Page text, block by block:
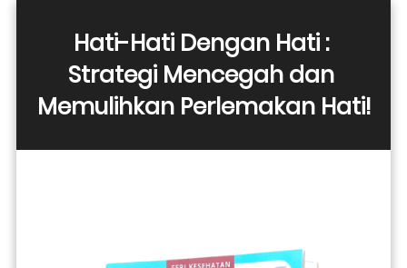
Hati-Hati Dengan Hati :
Strategi Mencegah dan
Memulihkan Perlemakan Hati!